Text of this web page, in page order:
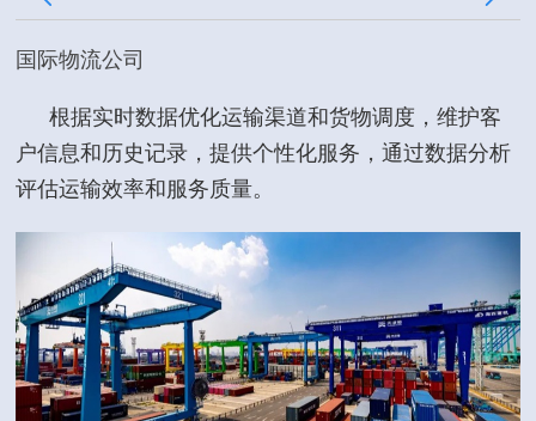
国际物流公司
根据实时数据优化运输渠道和货物调度，维护客
户信息和历史记录，提供个性化服务，通过数据分析
评估运输效率和服务质量。